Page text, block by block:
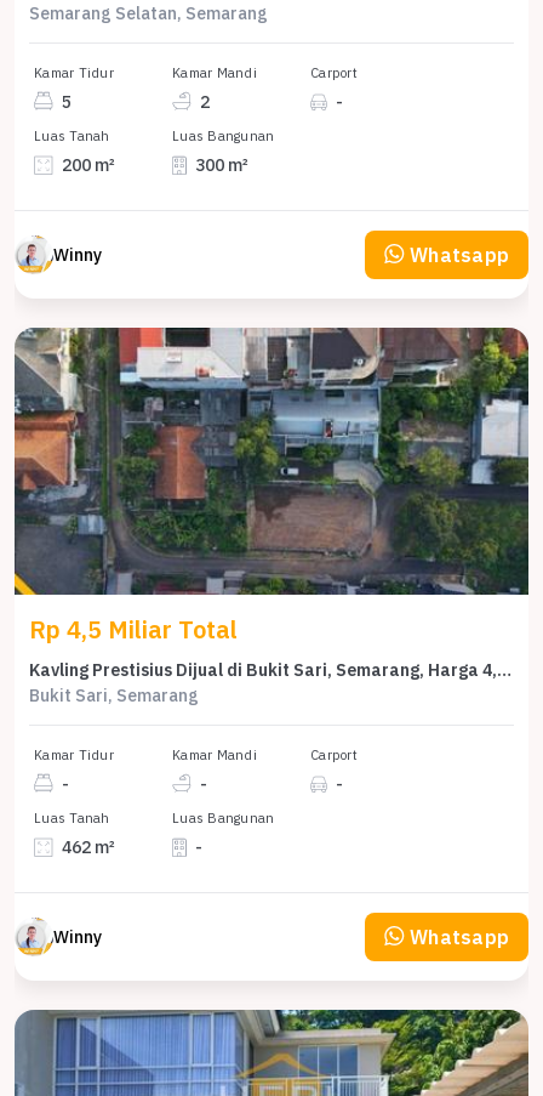
Semarang Selatan, Semarang
Kamar Tidur
5
Kamar Mandi
2
Carport
-
Luas Tanah
200 m²
Luas Bangunan
300 m²
Winny Whatsapp
Rp 4,5 Miliar Total
Kavling Prestisius Dijual di Bukit Sari, Semarang, Harga 4,5 Miliar
Bukit Sari, Semarang
Kamar Tidur
-
Kamar Mandi
-
Carport
-
Luas Tanah
462 m²
Luas Bangunan
-
Winny Whatsapp